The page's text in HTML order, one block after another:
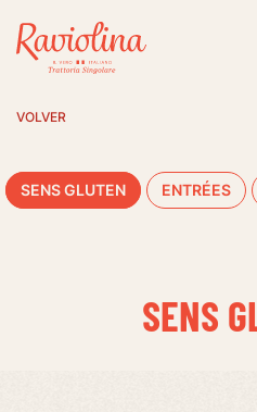
VOLVER
SENS GLUTEN ENTRÉES
SENS